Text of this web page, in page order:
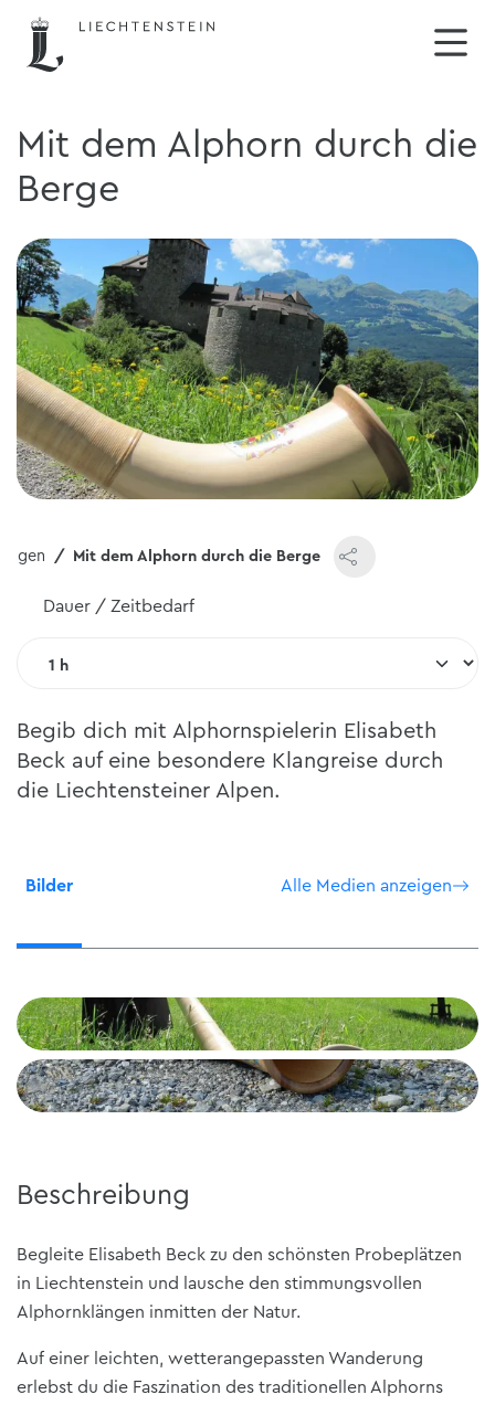
Mit dem Alphorn durch die
Berge
Mit dem Alphorn durch die Berge
Dauer / Zeitbedarf
Begib dich mit Alphornspielerin Elisabeth
Beck auf eine besondere Klangreise durch
die Liechtensteiner Alpen.
Bilder Alle Medien anzeigen
Beschreibung
Begleite Elisabeth Beck zu den schönsten Probeplätzen
in Liechtenstein und lausche den stimmungsvollen
Alphornklängen inmitten der Natur.
Auf einer leichten, wetterangepassten Wanderung
erlebst du die Faszination des traditionellen Alphorns